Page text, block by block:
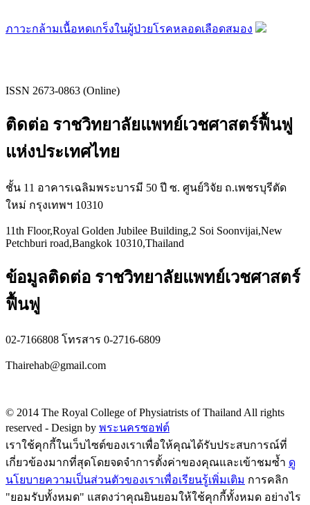
ภาวะกล้ามเนื้อหดเกร็งในผู้ป่วยโรคหลอดเลือดสมอง
ISSN 2673-0863 (Online)
ติดต่อ ราชวิทยาลัยแพทย์เวชศาสตร์ฟื้นฟู
แห่งประเทศไทย
ชั้น 11 อาคารเฉลิมพระบารมี 50 ปี ซ. ศูนย์วิจัย ถ.เพชรบุรีตัด
ใหม่ กรุงเทพฯ 10310
11th Floor,Royal Golden Jubilee Building,2 Soi Soonvijai,New
Petchburi road,Bangkok 10310,Thailand
ข้อมูลติดต่อ ราชวิทยาลัยแพทย์เวชศาสตร์
ฟื้นฟู
02-7166808 โทรสาร 0-2716-6809
Thairehab@gmail.com
© 2014 The Royal College of Physiatrists of Thailand All rights
reserved - Design by พระนครซอฟต์
เราใช้คุกกี้ในเว็บไซต์ของเราเพื่อให้คุณได้รับประสบการณ์ที่
เกี่ยวข้องมากที่สุดโดยจดจำการตั้งค่าของคุณและเข้าชมซ้ำ ดู
นโยบายความเป็นส่วนตัวของเราเพื่อเรียนรู้เพิ่มเติม การคลิก
"ยอมรับทั้งหมด" แสดงว่าคุณยินยอมให้ใช้คุกกี้ทั้งหมด อย่างไร